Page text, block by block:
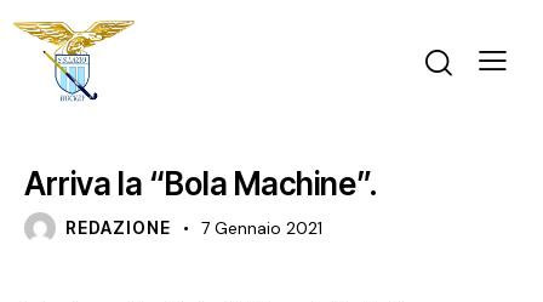
Arriva la “Bola Machine”.
REDAZIONE 7 Gennaio 2021